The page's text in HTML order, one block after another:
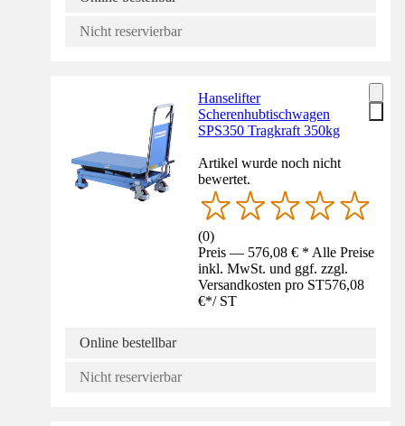
Nicht reservierbar
Hanselifter
Scherenhubtischwagen
SPS350 Tragkraft 350kg
Artikel wurde noch nicht
bewertet.
(0)
Preis — 576,08 € * Alle Preise
inkl. MwSt. und ggf. zzgl.
Versandkosten pro ST576,08
€*/ ST
Online bestellbar
Nicht reservierbar